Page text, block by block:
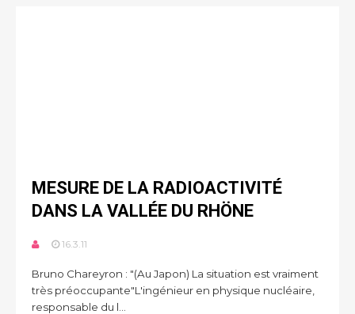
MESURE DE LA RADIOACTIVITÉ
DANS LA VALLÉE DU RHÖNE
16.3.11
Bruno Chareyron : "(Au Japon) La situation est vraiment
très préoccupante"L'ingénieur en physique nucléaire,
responsable du l...